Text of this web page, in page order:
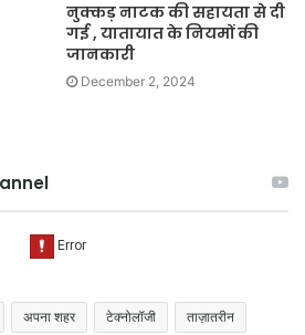
नुक्कड़ नाटक की सहायता से दी
गई , यातायात के नियमों की
जानकारी
December 2, 2024
अपना शहर टेक्नोलॉजी ताज़ातरीन